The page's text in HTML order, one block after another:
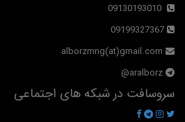
09130193010
09199327367
alborzmng(at)gmail.com
aralborz@
سروسافت در شبکه های اجتماعی